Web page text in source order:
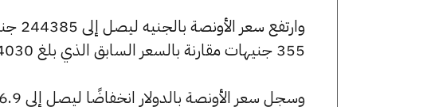
355 جنيهات مقارنة بالسعر السابق الذي بلغ 244030 جنيهًا للبيع و242250 جنيهًا للشراء.